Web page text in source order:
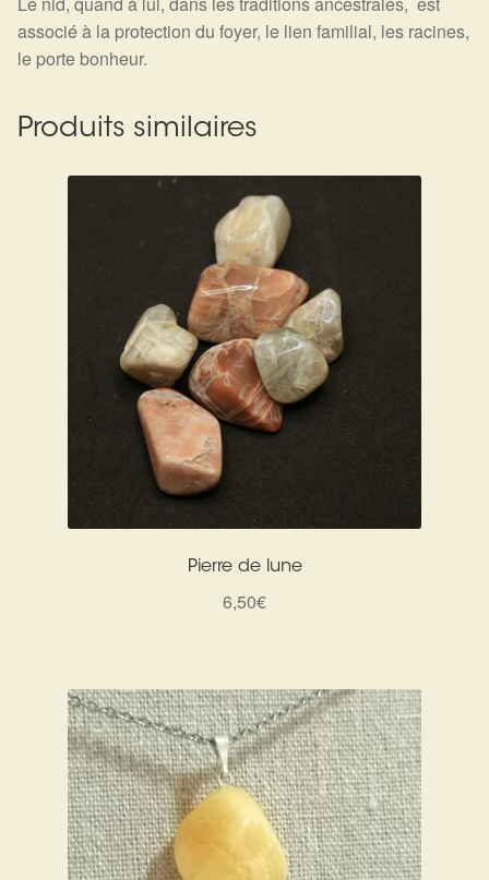
associé à la protection du foyer, le lien familial, les racines,
le porte bonheur.
Produits similaires
Pierre de lune
6,50€